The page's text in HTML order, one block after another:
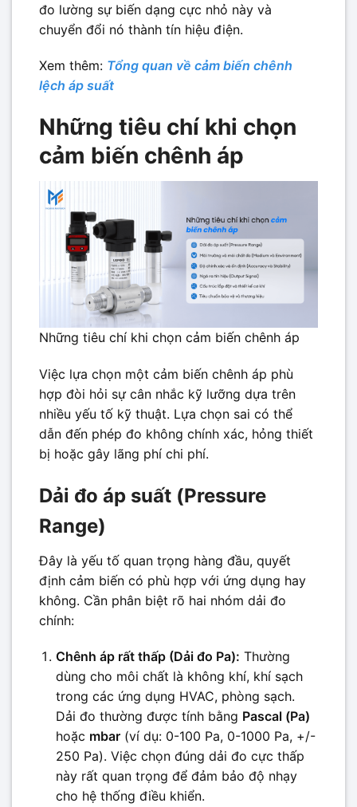
đo lường sự biến dạng cực nhỏ này và
chuyển đổi nó thành tín hiệu điện.
Xem thêm: Tổng quan về cảm biến chênh
lệch áp suất
Những tiêu chí khi chọn
cảm biến chênh áp
Những tiêu chí khi chọn cảm biến chênh áp
Việc lựa chọn một cảm biến chênh áp phù
hợp đòi hỏi sự cân nhắc kỹ lưỡng dựa trên
nhiều yếu tố kỹ thuật. Lựa chọn sai có thể
dẫn đến phép đo không chính xác, hỏng thiết
bị hoặc gây lãng phí chi phí.
Dải đo áp suất (Pressure
Range)
Đây là yếu tố quan trọng hàng đầu, quyết
định cảm biến có phù hợp với ứng dụng hay
không. Cần phân biệt rõ hai nhóm dải đo
chính:
Chênh áp rất thấp (Dải đo Pa): Thường
dùng cho môi chất là không khí, khí sạch
trong các ứng dụng HVAC, phòng sạch.
Dải đo thường được tính bằng Pascal (Pa)
hoặc mbar(ví dụ: 0-100 Pa, 0-1000 Pa, +/-
250 Pa). Việc chọn đúng dải đo cực thấp
này rất quan trọng để đảm bảo độ nhạy
cho hệ thống điều khiển.